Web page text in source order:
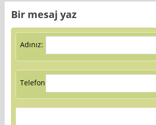
Bir mesaj yaz
Adınız:
Telefon: